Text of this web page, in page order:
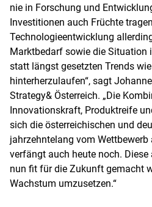
nie in Forschung und
Investitionen auch Früchte
Technologieentwicklung
Marktbedarf sowie die Situation
statt längst gesetzten Trends
hinterherzulaufen“, sagt
Strategy& Österreich. „Die
Innovationskraft, Produktreife
sich die österreichischen und
jahrzehntelang vom Wettbewerb
verfängt auch heute noch.
nun fit für die Zukunft gemacht
Wachstum umzusetzen.“